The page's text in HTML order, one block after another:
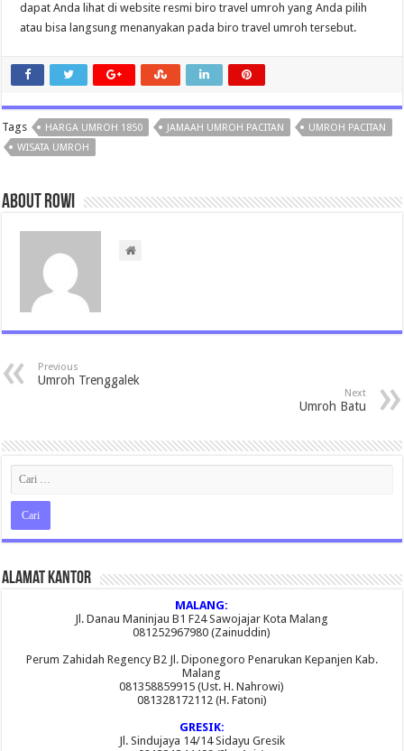
dapat Anda lihat di website resmi biro travel umroh yang Anda pilih
atau bisa langsung menanyakan pada biro travel umroh tersebut.
Tags HARGA UMROH 1850 JAMAAH UMROH PACITAN
UMROH PACITAN
WISATA UMROH
About rowi
Previous
Umroh Trenggalek
Next
Umroh Batu
Alamat Kantor
MALANG:
Jl. Danau Maninjau B1 F24 Sawojajar Kota Malang
081252967980 (Zainuddin)
Perum Zahidah Regency B2 Jl. Diponegoro Penarukan Kepanjen Kab.
Malang
081358859915 (Ust. H. Nahrowi)
081328172112 (H. Fatoni)
GRESIK:
Jl. Sindujaya 14/14 Sidayu Gresik